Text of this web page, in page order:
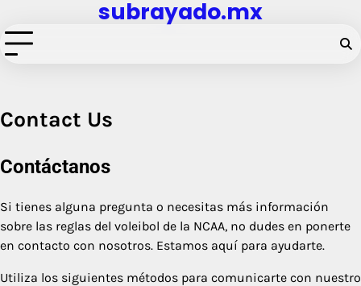
to
content
subrayado.mx
Contact Us
Contáctanos
Si tienes alguna pregunta o necesitas más información
sobre las reglas del voleibol de la NCAA, no dudes en ponerte
en contacto con nosotros. Estamos aquí para ayudarte.
Utiliza los siguientes métodos para comunicarte con nuestro